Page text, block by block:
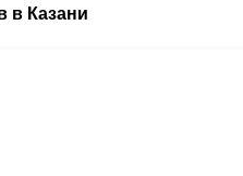
в Казани